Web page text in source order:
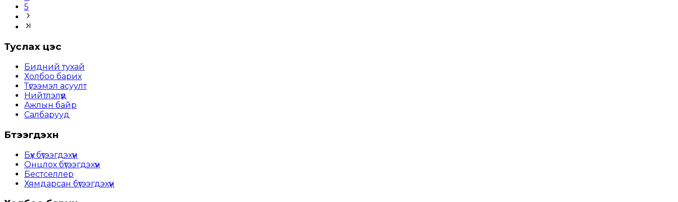
5
Туслах цэс
Бидний тухай
Холбоо барих
Түгээмэл асуулт
Нийтлэлүүд
Ажлын байр
Салбарууд
Бүтээгдэхүүн
Бүх бүтээгдэхүүн
Онцлох бүтээгдэхүүн
Бестселлер
Хямдарсан бүтээгдэхүүн